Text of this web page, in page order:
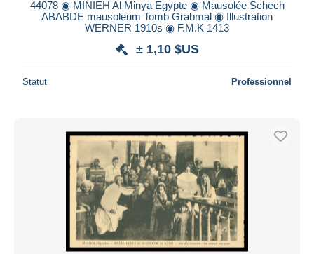
iDeal
Maestro
Résidence du vendeur
Appliquer
44078 ◉ MINIEH Al Minya Egypte ◉ Mausolée Schech
ABABDE mausoleum Tomb Grabmal ◉ Illustration
WERNER 1910s ◉ F.M.K 1413
± 1,10 $US
Statut Professionnel